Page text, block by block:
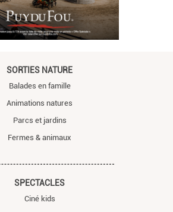
SORTIES NATURE
Balades en famille
Animations natures
Parcs et jardins
Fermes & animaux
SPECTACLES
Ciné kids